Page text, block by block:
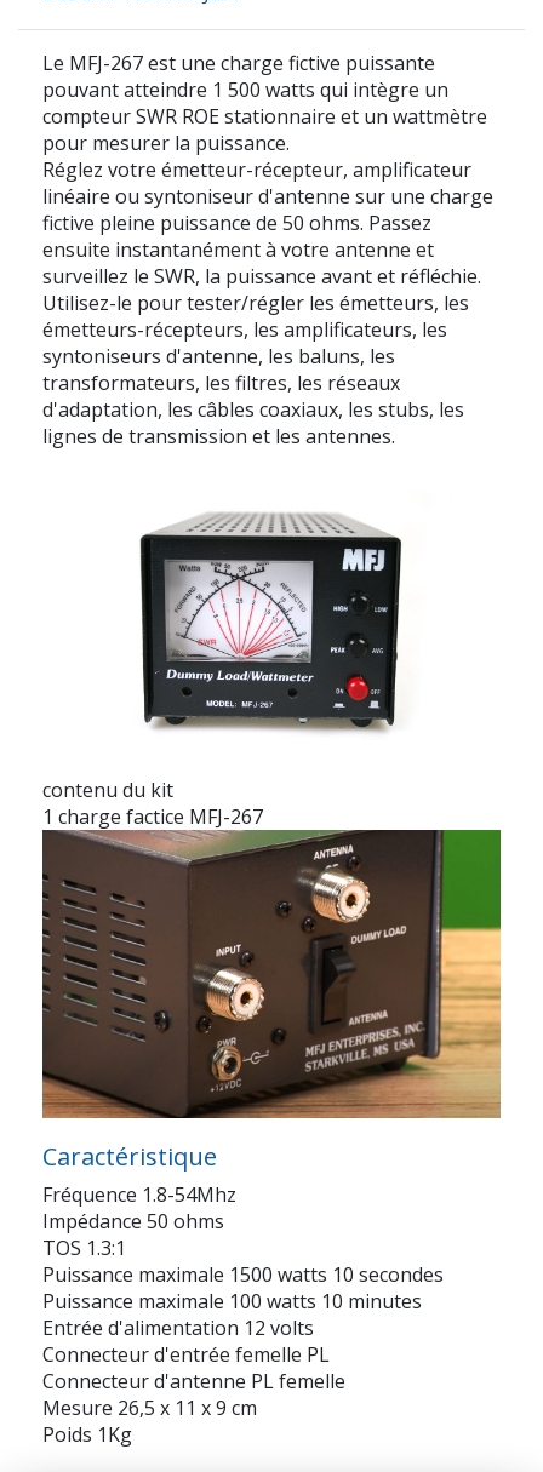
Le MFJ-267 est une charge fictive puissante
pouvant atteindre 1 500 watts qui intègre un
compteur SWR ROE stationnaire et un wattmètre
pour mesurer la puissance.
Réglez votre émetteur-récepteur, amplificateur
linéaire ou syntoniseur d'antenne sur une charge
fictive pleine puissance de 50 ohms. Passez
ensuite instantanément à votre antenne et
surveillez le SWR, la puissance avant et réfléchie.
Utilisez-le pour tester/régler les émetteurs, les
émetteurs-récepteurs, les amplificateurs, les
syntoniseurs d'antenne, les baluns, les
transformateurs, les filtres, les réseaux
d'adaptation, les câbles coaxiaux, les stubs, les
lignes de transmission et les antennes.
contenu du kit
1 charge factice MFJ-267
Caractéristique
Fréquence 1.8-54Mhz
Impédance 50 ohms
TOS 1.3:1
Puissance maximale 1500 watts 10 secondes
Puissance maximale 100 watts 10 minutes
Entrée d'alimentation 12 volts
Connecteur d'entrée femelle PL
Connecteur d'antenne PL femelle
Mesure 26,5 x 11 x 9 cm
Poids 1Kg